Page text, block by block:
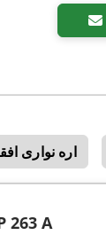
اره نواری افقی
263 A